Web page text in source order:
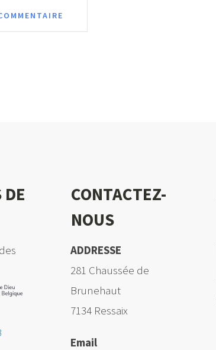
DE
CONTACTEZ-
NOUS
ADDRESSE
281 Chaussée de
Brunehaut
7134 Ressaix
Email